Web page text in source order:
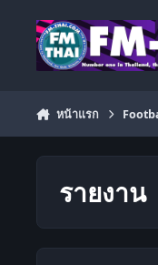
หน้าแรก
รายงาน